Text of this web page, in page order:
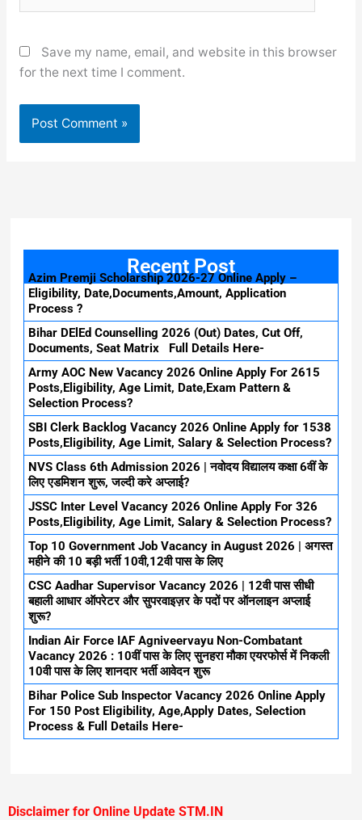
Save my name, email, and website in this browser
for the next time I comment.
Recent Post
Azim Premji Scholarship 2026-27 Online Apply –
Eligibility, Date,Documents,Amount, Application
Process ?
Bihar DElEd Counselling 2026 (Out) Dates, Cut Off,
Documents, Seat Matrix Full Details Here-
Army AOC New Vacancy 2026 Online Apply For 2615
Posts,Eligibility, Age Limit, Date,Exam Pattern &
Selection Process?
SBI Clerk Backlog Vacancy 2026 Online Apply for 1538
Posts,Eligibility, Age Limit, Salary & Selection Process?
NVS Class 6th Admission 2026 | नवोदय विद्यालय कक्षा 6वीं के
लिए एडमिशन शुरू, जल्दी करे अप्लाई?
JSSC Inter Level Vacancy 2026 Online Apply For 326
Posts,Eligibility, Age Limit, Salary & Selection Process?
Top 10 Government Job Vacancy in August 2026 | अगस्त
महीने की 10 बड़ी भर्ती 10वी,12वी पास के लिए
CSC Aadhar Supervisor Vacancy 2026 | 12वी पास सीधी
बहाली आधार ऑपरेटर और सुपरवाइज़र के पदों पर ऑनलाइन अप्लाई
शुरू?
Indian Air Force IAF Agniveervayu Non-Combatant
Vacancy 2026 : 10वीं पास के लिए सुनहरा मौका एयरफोर्स में निकली
10वी पास के लिए शानदार भर्ती आवेदन शुरू
Bihar Police Sub Inspector Vacancy 2026 Online Apply
For 150 Post Eligibility, Age,Apply Dates, Selection
Process & Full Details Here-
Disclaimer for Online Update STM.IN